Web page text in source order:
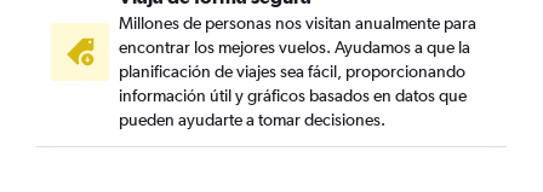
Millones de personas nos visitan anualmente para
encontrar los mejores vuelos. Ayudamos a que la
planificación de viajes sea fácil, proporcionando
información útil y gráficos basados en datos que
pueden ayudarte a tomar decisiones.